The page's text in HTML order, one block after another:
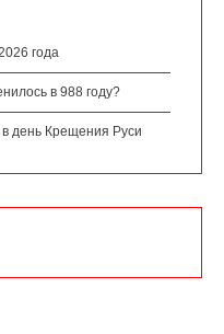
года
в 988 году?
день Крещения Руси